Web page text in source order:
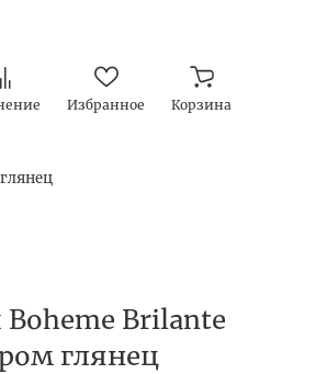
Избранное Корзина
Brilante
глянец